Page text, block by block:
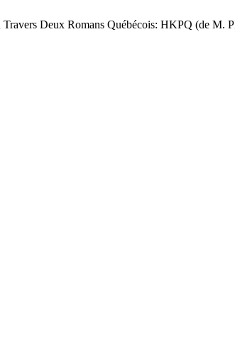
Deux Romans Québécois: HKPQ (de M.